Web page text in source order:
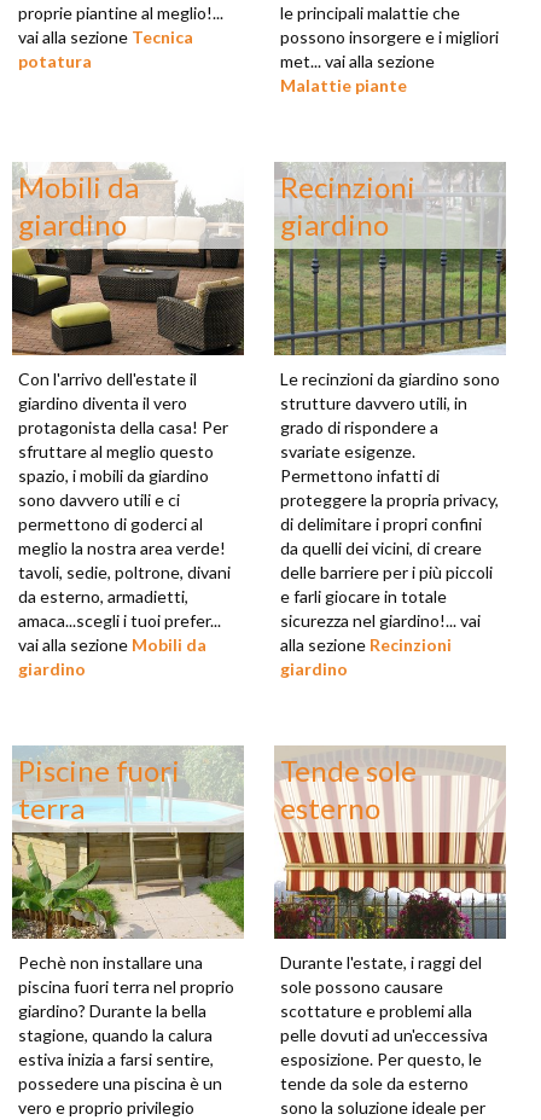
proprie piantine al meglio!...
vai alla sezione Tecnica
potatura
le principali malattie che
possono insorgere e i migliori
met... vai alla sezione
Malattie piante
Mobili da
giardino
Con l'arrivo dell'estate il
giardino diventa il vero
protagonista della casa! Per
sfruttare al meglio questo
spazio, i mobili da giardino
sono davvero utili e ci
permettono di goderci al
meglio la nostra area verde!
tavoli, sedie, poltrone, divani
da esterno, armadietti,
amaca...scegli i tuoi prefer...
vai alla sezione Mobili da
giardino
Recinzioni
giardino
Le recinzioni da giardino sono
strutture davvero utili, in
grado di rispondere a
svariate esigenze.
Permettono infatti di
proteggere la propria privacy,
di delimitare i propri confini
da quelli dei vicini, di creare
delle barriere per i più piccoli
e farli giocare in totale
sicurezza nel giardino!... vai
alla sezione Recinzioni
giardino
Piscine fuori
terra
Pechè non installare una
piscina fuori terra nel proprio
giardino? Durante la bella
stagione, quando la calura
estiva inizia a farsi sentire,
possedere una piscina è un
vero e proprio privilegio
Tende sole
esterno
Durante l'estate, i raggi del
sole possono causare
scottature e problemi alla
pelle dovuti ad un'eccessiva
esposizione. Per questo, le
tende da sole da esterno
sono la soluzione ideale per